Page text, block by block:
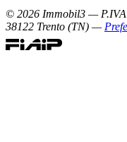
© 2026 Immobil3 —
38122 Trento (TN) —